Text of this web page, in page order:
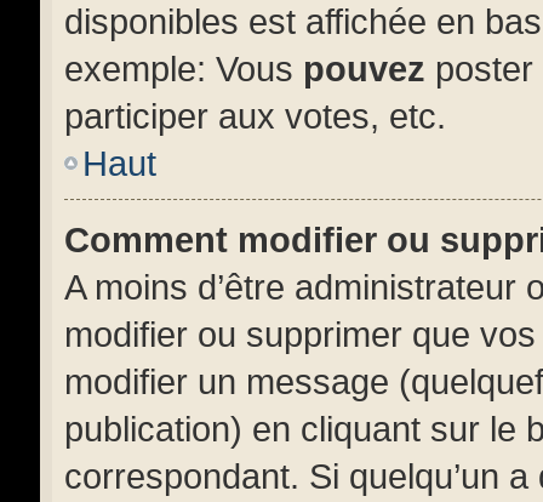
disponibles est affichée en
exemple: Vous pouvez
participer aux votes, etc.
Haut
Comment modifier ou
A moins d’être administrateur
modifier ou supprimer que
modifier un message
publication) en cliquant sur le
correspondant. Si quelqu’un